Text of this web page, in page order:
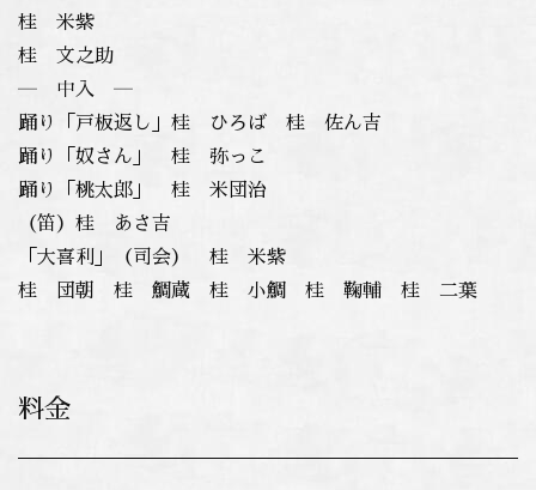
桂 米紫
桂 文之助
― 中入 ―
踊り「戸板返し」桂 ひろば 桂 佐ん吉
踊り「奴さん」 桂 弥っこ
踊り「桃太郎」 桂 米団治
（笛）桂 あさ吉
「大喜利」（司会） 桂 米紫
桂 団朝 桂 鯛蔵 桂 小鯛 桂 鞠輔 桂 二葉
料金